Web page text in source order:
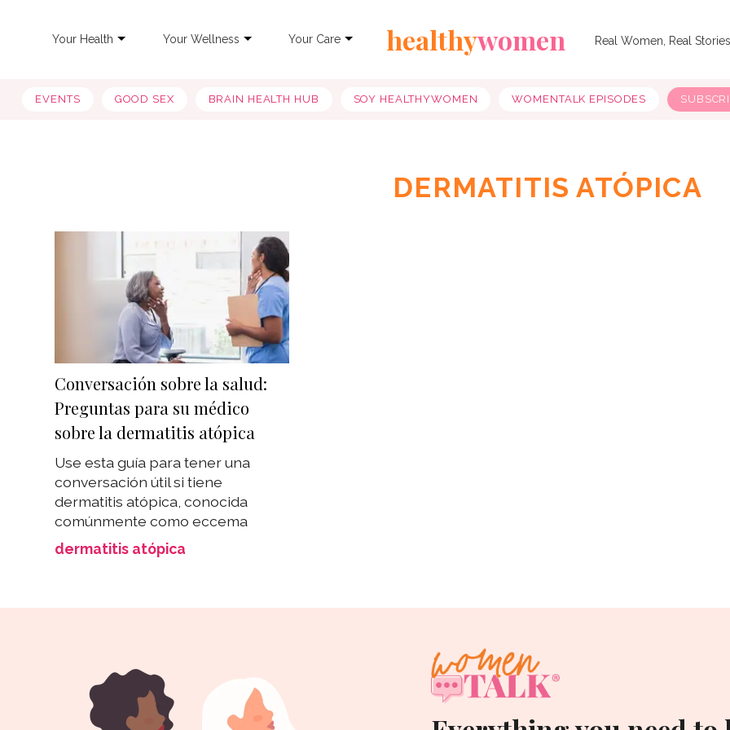
Your Health Your Wellness Your Care healthywomen Real Women, Real Stories
EVENTS GOOD SEX BRAIN HEALTH HUB SOY HEALTHYWOMEN WOMENTALK EPISODES
DERMATITIS ATÓPICA
Conversación sobre la salud:
Preguntas para su médico
sobre la dermatitis atópica
Use esta guía para tener una
conversación útil si tiene
dermatitis atópica, conocida
comúnmente como eccema
dermatitis atópica